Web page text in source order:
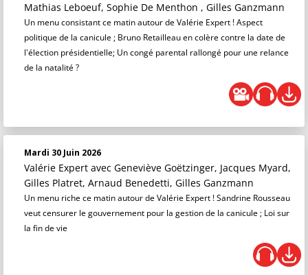
Mathias Leboeuf, Sophie De Menthon , Gilles Ganzmann
Un menu consistant ce matin autour de Valérie Expert ! Aspect
politique de la canicule ; Bruno Retailleau en colère contre la date de
l'élection présidentielle; Un congé parental rallongé pour une relance
de la natalité ?
Mardi 30 Juin 2026
Valérie Expert avec Geneviève Goëtzinger, Jacques Myard,
Gilles Platret, Arnaud Benedetti, Gilles Ganzmann
Un menu riche ce matin autour de Valérie Expert ! Sandrine Rousseau
veut censurer le gouvernement pour la gestion de la canicule ; Loi sur
la fin de vie